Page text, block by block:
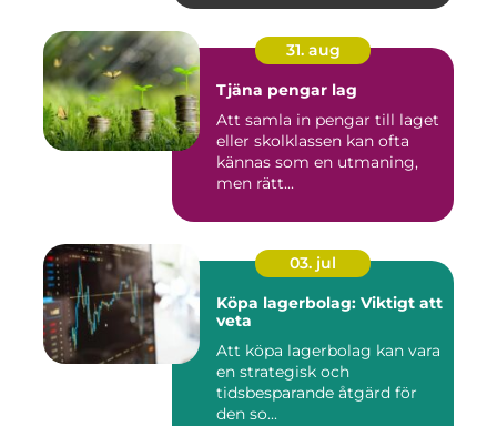
31. aug
Tjäna pengar lag
Att samla in pengar till laget
eller skolklassen kan ofta
kännas som en utmaning,
men rätt...
03. jul
Köpa lagerbolag: Viktigt att
veta
Att köpa lagerbolag kan vara
en strategisk och
tidsbesparande åtgärd för
den so...